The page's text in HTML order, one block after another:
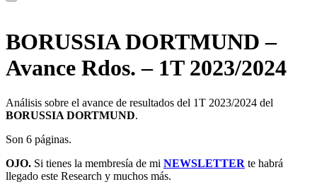
BORUSSIA DORTMUND –
Avance Rdos. – 1T 2023/2024
Análisis sobre el avance de resultados del 1T 2023/2024 del
BORUSSIA DORTMUND.
Son 6 páginas.
OJO. Si tienes la membresía de mi NEWSLETTER te habrá
llegado este Research y muchos más.